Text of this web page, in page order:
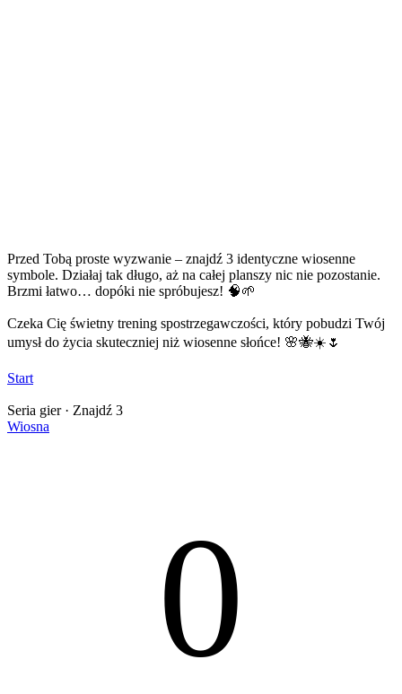
Przed Tobą proste wyzwanie – znajdź 3 identyczne wiosenne
symbole. Działaj tak długo, aż na całej planszy nic nie pozostanie.
Brzmi łatwo… dopóki nie spróbujesz! 🧠🌱
Czeka Cię świetny trening spostrzegawczości, który pobudzi Twój
umysł do życia skuteczniej niż wiosenne słońce! 🌸🐝☀️🌷
Start
Seria gier · Znajdź 3
Wiosna
0